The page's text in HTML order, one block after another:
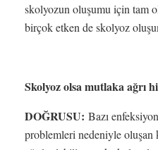
skolyozun oluşumu için tam
birçok etken de skolyoz
Skolyoz olsa mutlaka ağrı
DOĞRUSU: Bazı
problemleri nedeniyle oluşan